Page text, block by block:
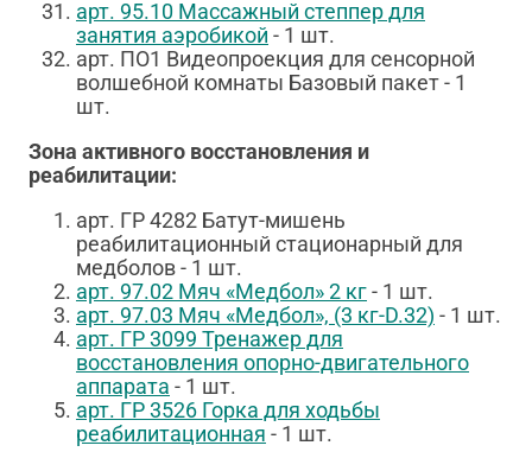
арт. 95.10 Массажный степпер для
занятия аэробикой - 1 шт.
арт. ПО1 Видеопроекция для сенсорной
волшебной комнаты Базовый пакет - 1
шт.
Зона активного восстановления и
реабилитации:
арт. ГР 4282 Батут-мишень
реабилитационный стационарный для
медболов - 1 шт.
арт. 97.02 Мяч «Медбол» 2 кг- 1 шт.
арт. 97.03 Мяч «Медбол», (3 кг-D.32) - 1 шт.
арт. ГР 3099 Тренажер для
восстановления опорно-двигательного
аппарата - 1 шт.
арт. ГР 3526 Горка для ходьбы
реабилитационная - 1 шт.